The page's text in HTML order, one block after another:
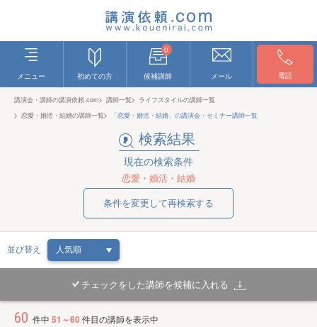
メニュー 初めての方
0
候補講師 メール 電話
講演会・講師の講演依頼.com 講師一覧
ライフスタイルの講師一覧
恋愛・婚活・結婚の講師一覧
「恋愛・婚活・結婚」の講演会・セミナー講師一覧
検索結果
現在の検索条件
恋愛・婚活・結婚
条件を変更して再検索する
並び替え
チェックをした講師を候補に入れる
60 件中 51～60件目の講師を表示中